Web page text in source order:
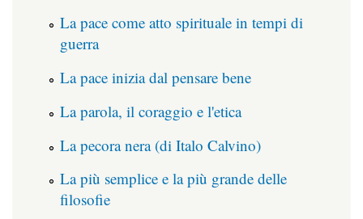
La pace come atto spirituale in tempi di
guerra
La pace inizia dal pensare bene
La parola, il coraggio e l'etica
La pecora nera (di Italo Calvino)
La più semplice e la più grande delle
filosofie